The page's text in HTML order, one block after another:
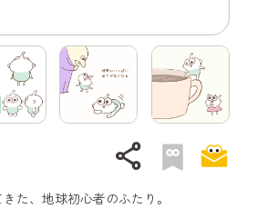
share
た、地球初心者のふたり。